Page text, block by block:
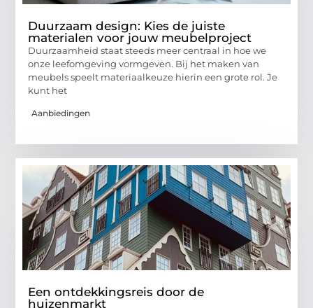
Duurzaam design: Kies de juiste
materialen voor jouw meubelproject
Duurzaamheid staat steeds meer centraal in hoe we
onze leefomgeving vormgeven. Bij het maken van
meubels speelt materiaalkeuze hierin een grote rol. Je
kunt het
Aanbiedingen
Een ontdekkingsreis door de
huizenmarkt